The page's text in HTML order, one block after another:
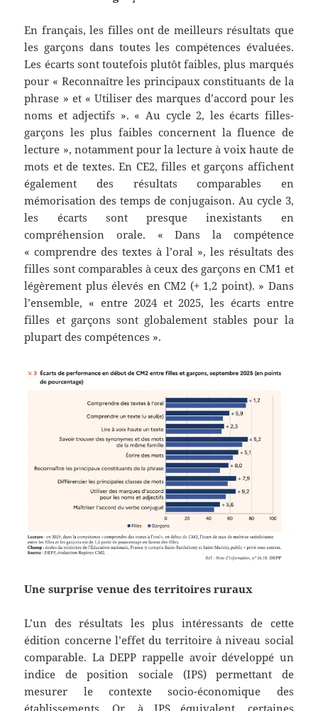
En français, les filles ont de meilleurs résultats que
les garçons dans toutes les compétences évaluées.
Les écarts sont toutefois plutôt faibles, plus marqués
pour « Reconnaître les principaux constituants de la
phrase » et « Utiliser des marques d’accord pour les
noms et adjectifs ». « Au cycle 2, les écarts filles-
garçons les plus faibles concernent la fluence de
lecture », notamment pour la lecture à voix haute de
mots et de textes. En CE2, filles et garçons affichent
également des résultats comparables en
mémorisation des temps de conjugaison. Au cycle 3,
les écarts sont presque inexistants en
compréhension orale. « Dans la compétence
« comprendre des textes à l’oral », les résultats des
filles sont comparables à ceux des garçons en CM1 et
légèrement plus élevés en CM2 (+ 1,2 point). » Dans
l’ensemble, « entre 2024 et 2025, les écarts entre
filles et garçons sont globalement stables pour la
plupart des compétences ».
Une surprise venue des territoires ruraux
L’un des résultats les plus intéressants de cette
édition concerne l’effet du territoire à niveau social
comparable. La DEPP rappelle avoir développé un
indice de position sociale (IPS) permettant de
mesurer le contexte socio-économique des